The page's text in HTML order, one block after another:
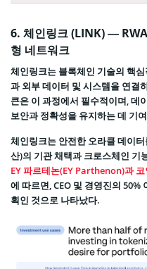
6. 체인링크 (LINK) —
형 네트워크
체인링크는 블록체인 기술의 핵
과 외부 데이터 및 시스템을 연결
큰은 이 과정에서 필수적이며, 데
보안과 정확성을 유지하는 데 기
체인링크는 안전한 오라클 데이
산)의 기관 채택과 크로스체인 기
EY 파르테논(EY Parthenon)과
에 따르면, CEO 및 경영진의
획인 것으로 나타났다.